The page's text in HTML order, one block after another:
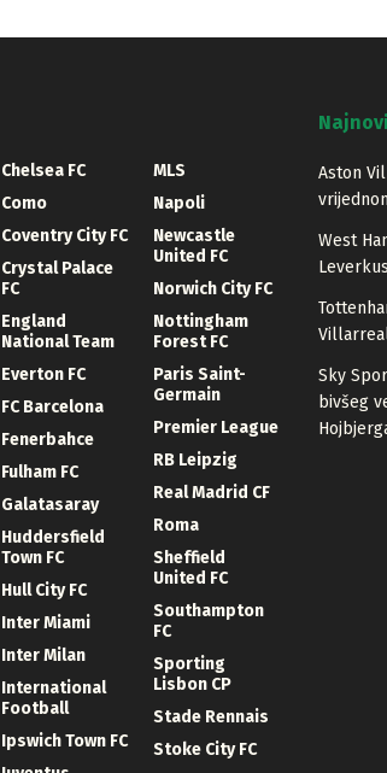
Chelsea FC
Como
Coventry City FC
Crystal Palace
FC
England
National Team
Everton FC
FC Barcelona
Fenerbahce
Fulham FC
Galatasaray
Huddersfield
Town FC
Hull City FC
Inter Miami
Inter Milan
International
Football
Ipswich Town FC
MLS
Napoli
Newcastle
United FC
Norwich City FC
Nottingham
Forest FC
Paris Saint-
Germain
Premier League
RB Leipzig
Real Madrid CF
Roma
Sheffield
United FC
Southampton
FC
Sporting
Lisbon CP
Stade Rennais
Stoke City FC
Aston
West
Sky
bivšeg